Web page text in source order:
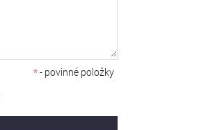
*- povinné položky